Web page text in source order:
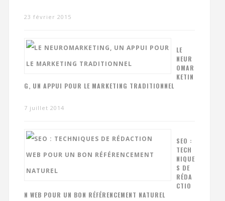
23 février 2015
LE
NEUR
OMAR
KETIN
G, UN APPUI POUR LE MARKETING TRADITIONNEL
7 juillet 2014
SEO :
TECH
NIQUE
S DE
RÉDA
CTIO
N WEB POUR UN BON RÉFÉRENCEMENT NATUREL